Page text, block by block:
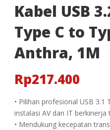
Kabel USB
Type C to
Anthra, 1M
Rp217.400
• Pilihan profesional USB 3.1
instalasi AV dan IT
• Mendukung kecepatan